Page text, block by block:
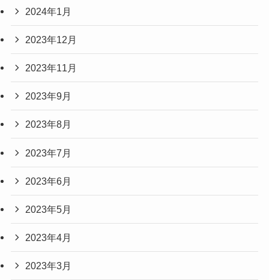
2024年1月
2023年12月
2023年11月
2023年9月
2023年8月
2023年7月
2023年6月
2023年5月
2023年4月
2023年3月